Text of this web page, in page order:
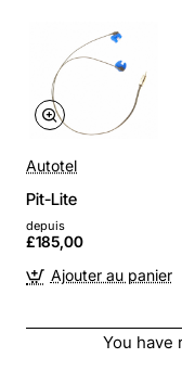
Autotel
Pit-Lite
depuis
£185,00
Ajouter au panier
You have